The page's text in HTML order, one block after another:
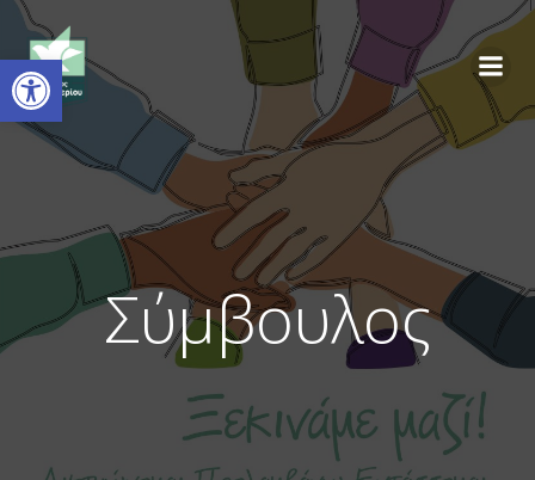
Ανοίξτε τη γραμμή εργαλείων
Σύμβουλος